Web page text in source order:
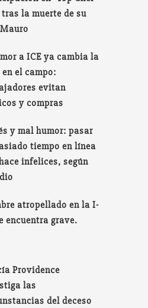
tras la muerte de su
a ICE ya cambia la
el campo:
evitan
y compras
y mal humor: pasar
tiempo en línea
infelices, según
atropellado en la I-
encuentra grave.
Providence
las
del deceso